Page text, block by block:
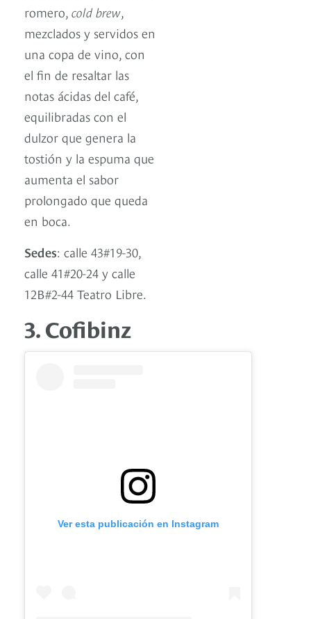
romero, cold brew
mezclados y servidos en
una copa de vino, con
el fin de resaltar las
notas ácidas del café,
equilibradas con el
dulzor que genera la
tostión y la espuma que
aumenta el sabor
prolongado que queda
en boca.
Sedes: calle 43#19-30,
calle 41#20-24 y calle
12B#2-44 Teatro Libre.
3. Cofibinz
Ver esta publicación en Instagram